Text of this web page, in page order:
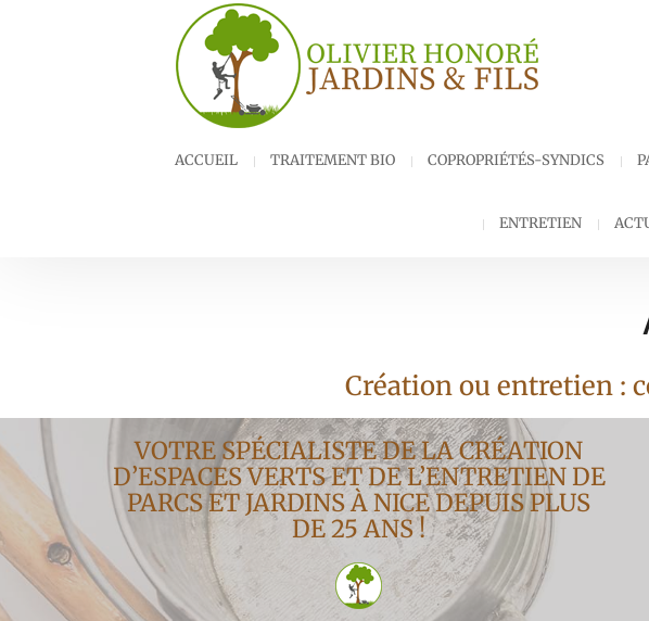
ACCUEIL TRAITEMENT BIO COPROPRIÉTÉS-SYNDICS
ENTRETIEN
Création ou entretien :
VOTRE SPÉCIALISTE DE LA CRÉATION
D’ESPACES VERTS ET DE L’ENTRETIEN DE
PARCS ET JARDINS À NICE DEPUIS PLUS
DE 25 ANS !